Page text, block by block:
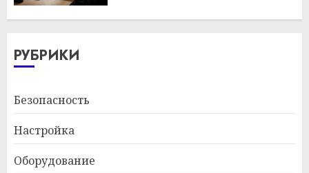
РУБРИКИ
Безопасность
Настройка
Оборудование